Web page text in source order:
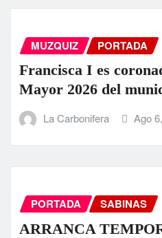
MUZQUIZ PORTADA
Francisca I es
Mayor 2026 del
La Carbonifera Ago
PORTADA SABINAS
ARRANCA